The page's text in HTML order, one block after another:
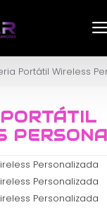
Portátil Wireless